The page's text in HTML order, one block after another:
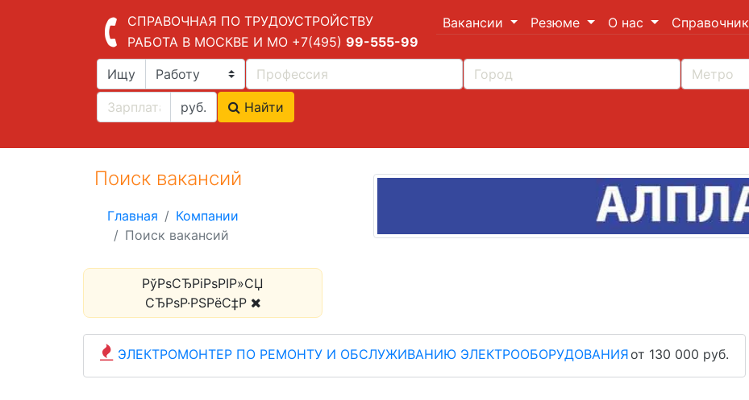
СПРАВОЧНАЯ ПО ТРУДОУСТРОЙСТВУ
РАБОТА В МОСКВЕ И МО +7(495) 99-555-99
Вакансии Резюме О нас Справочник
Ищу
руб. Найти
Поиск вакансий
Главная
Компании
Поиск вакансий
РўРѕСЂРіРѕРІР»СЏ
СЂРѕР·РЅРёС‡Р
ЭЛЕКТРОМОНТЕР ПО РЕМОНТУ И ОБСЛУЖИВАНИЮ ЭЛЕКТРООБОРУДОВАНИЯот 130 000 руб.